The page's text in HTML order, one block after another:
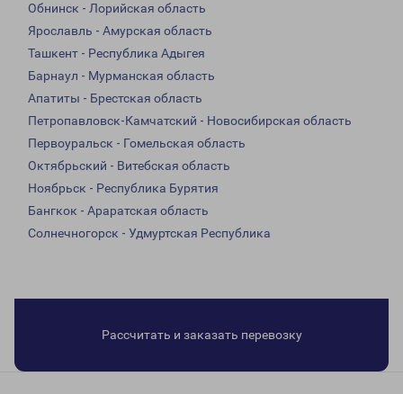
Обнинск - Лорийская область
Ярославль - Амурская область
Ташкент - Республика Адыгея
Барнаул - Мурманская область
Апатиты - Брестская область
Петропавловск-Камчатский - Новосибирская область
Первоуральск - Гомельская область
Октябрьский - Витебская область
Ноябрьск - Республика Бурятия
Бангкок - Араратская область
Солнечногорск - Удмуртская Республика
Рассчитать и заказать перевозку